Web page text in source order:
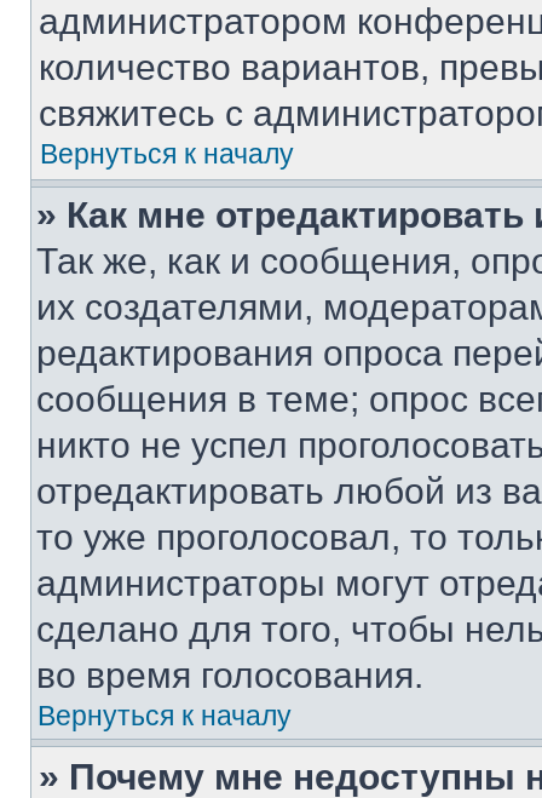
администратором
количество вариантов,
свяжитесь с
Вернуться к началу
» Как мне
Так же, как и сообщения,
их создателями,
редактирования опроса
сообщения в теме; опрос
никто не успел
отредактировать любой из
то уже проголосовал, то
администраторы могут
сделано для того, чтобы
во время голосования.
Вернуться к началу
» Почему мне недоступны